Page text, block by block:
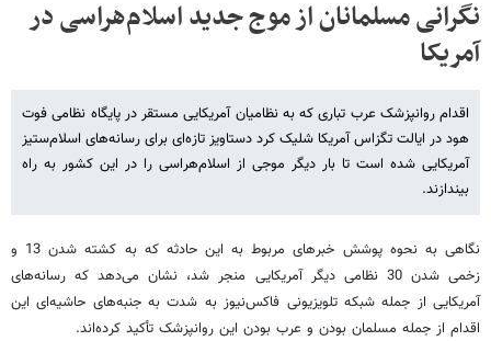
نگرانی مسلمانان از موج جدید اسلام‌هراسی در
آمریکا
اقدام روانپزشک عرب تباری که به نظامیان آمریکایی مستقر در پایگاه نظامی فوت
هود در ایالت تگزاس آمریکا شلیک کرد دستاویز تازه‌ای برای رسانه‌های اسلام‌ستیز
آمریکایی شده است تا بار دیگر موجی از اسلام‌هراسی را در این کشور به راه
بیندازند.
نگاهی به نحوه پوشش خبرهای مربوط به این حادثه که به کشته شدن 13 و
زخمی شدن 30 نظامی دیگر آمریکایی منجر شد، نشان می‌دهد که رسانه‌های
آمریکایی از جمله شبکه تلویزیونی فاکس‌نیوز به شدت به جنبه‌های حاشیه‌ای این
اقدام از جمله مسلمان بودن و عرب بودن این روانپزشک تأکید کرده‌اند.